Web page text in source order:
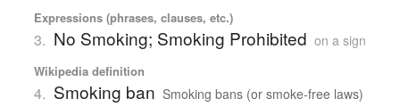
Expressions (phrases, clauses, etc.)
3. No Smoking; Smoking Prohibited on a sign
Wikipedia definition
4. Smoking ban Smoking bans (or smoke-free laws)